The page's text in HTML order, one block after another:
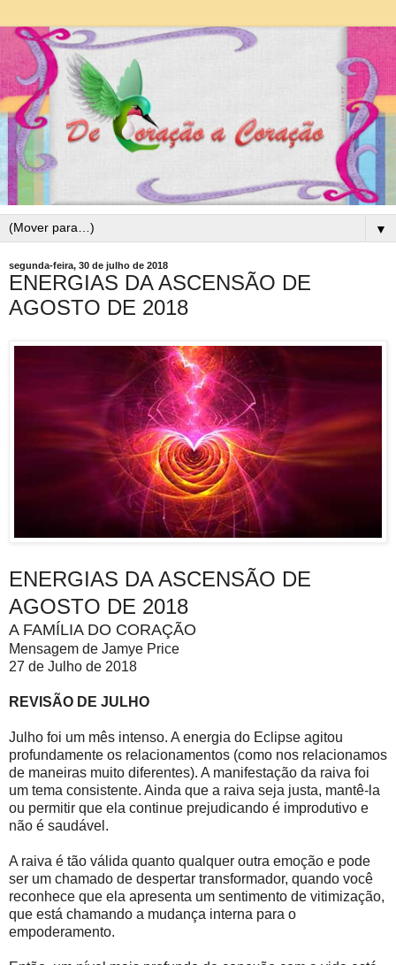
▼
segunda-feira, 30 de julho de 2018
ENERGIAS DA ASCENSÃO DE
AGOSTO DE 2018
ENERGIAS DA ASCENSÃO DE
AGOSTO DE 2018
A FAMÍLIA DO CORAÇÃO
Mensagem de Jamye Price
27 de Julho de 2018
REVISÃO DE JULHO
Julho foi um mês intenso. A energia do Eclipse agitou
profundamente os relacionamentos (como nos relacionamos
de maneiras muito diferentes). A manifestação da raiva foi
um tema consistente. Ainda que a raiva seja justa, mantê-la
ou permitir que ela continue prejudicando é improdutivo e
não é saudável.
A raiva é tão válida quanto qualquer outra emoção e pode
ser um chamado de despertar transformador, quando você
reconhece que ela apresenta um sentimento de vitimização,
que está chamando a mudança interna para o
empoderamento.